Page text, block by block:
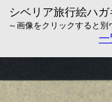
シベリア旅行絵ハ
～画像をクリックすると
一